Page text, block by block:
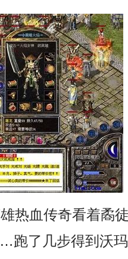
热血传奇看着矞
跑了几步得到沃